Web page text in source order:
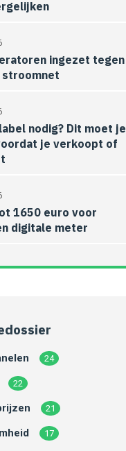
ingezet tegen
nodig? Dit moet je
je verkoopt of
1650 euro voor
digitale meter
24
22
21
17